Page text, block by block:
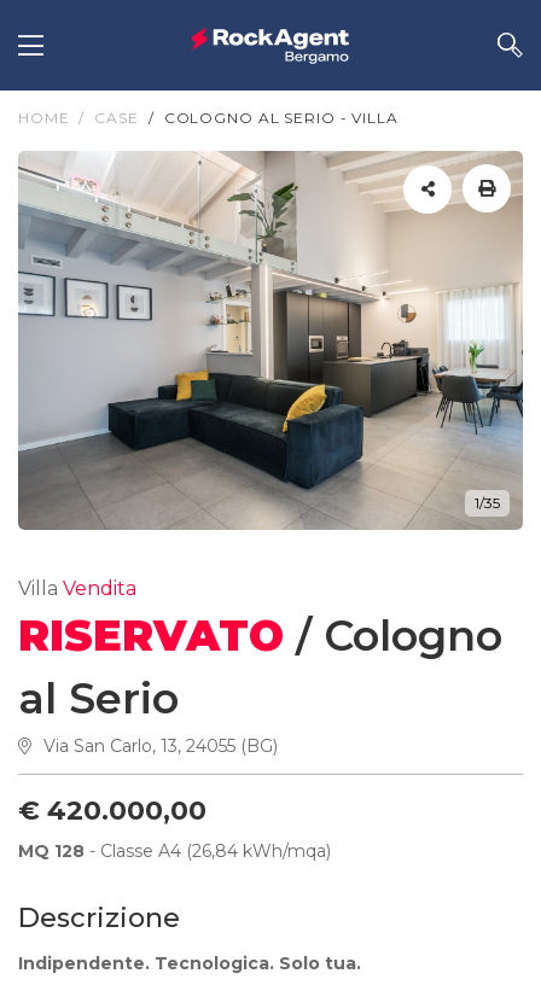
HOME CASE COLOGNO AL SERIO - VILLA
1/35
Villa Vendita
RISERVATO / Cologno
al Serio
Via San Carlo, 13, 24055 (BG)
€ 420.000,00
MQ 128 - Classe A4 (26,84 kWh/mqa)
Descrizione
Indipendente. Tecnologica. Solo tua.